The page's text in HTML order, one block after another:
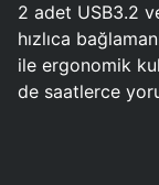
2 adet USB3.2
hızlıca
ile ergonomik
de saatlerce